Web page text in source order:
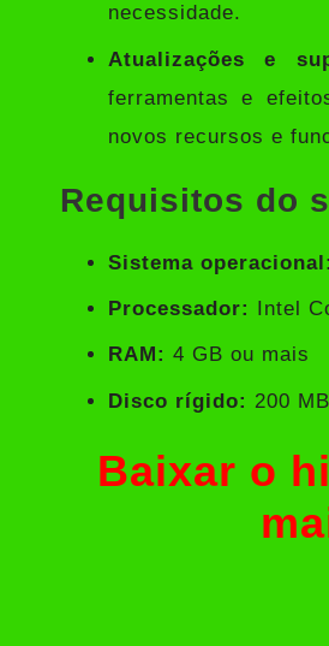
necessidade.
Atualizações e
ferramentas e
novos recursos e
Requisitos do
Sistema operacional:
Processador: Intel
RAM: 4 GB ou mais
Disco rígido: 200
Baixar o